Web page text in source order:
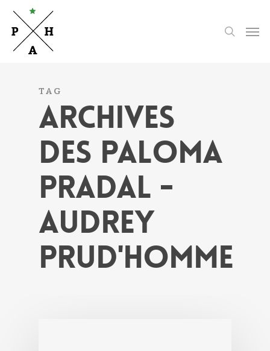
main
content
search
TAG
ARCHIVES
DES PALOMA
PRADAL -
AUDREY
PRUD'HOMME